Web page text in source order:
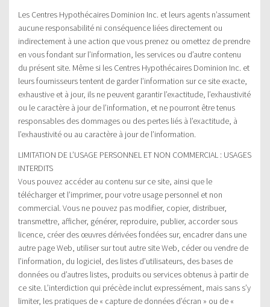
Les Centres Hypothécaires Dominion Inc. et leurs agents n’assument
aucune responsabilité ni conséquence liées directement ou
indirectement à une action que vous prenez ou omettez de prendre
en vous fondant sur l’information, les services ou d’autre contenu
du présent site. Même si les Centres Hypothécaires Dominion Inc. et
leurs fournisseurs tentent de garder l’information sur ce site exacte,
exhaustive et à jour, ils ne peuvent garantir l’exactitude, l’exhaustivité
ou le caractère à jour de l’information, et ne pourront être tenus
responsables des dommages ou des pertes liés à l’exactitude, à
l’exhaustivité ou au caractère à jour de l’information.
LIMITATION DE L’USAGE PERSONNEL ET NON COMMERCIAL : USAGES
INTERDITS
Vous pouvez accéder au contenu sur ce site, ainsi que le
télécharger et l’imprimer, pour votre usage personnel et non
commercial. Vous ne pouvez pas modifier, copier, distribuer,
transmettre, afficher, générer, reproduire, publier, accorder sous
licence, créer des œuvres dérivées fondées sur, encadrer dans une
autre page Web, utiliser sur tout autre site Web, céder ou vendre de
l’information, du logiciel, des listes d’utilisateurs, des bases de
données ou d’autres listes, produits ou services obtenus à partir de
ce site. L’interdiction qui précède inclut expressément, mais sans s’y
limiter, les pratiques de « capture de données d’écran » ou de «